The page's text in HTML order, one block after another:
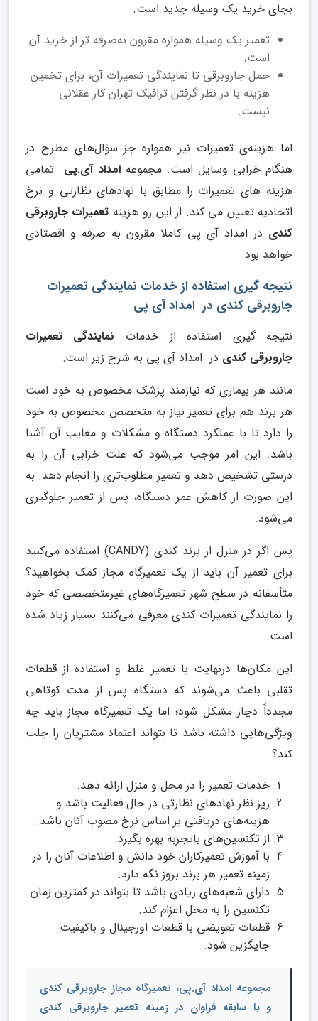
بجای خرید یک وسیله جدید است.
تعمیر یک وسیله همواره مقرون به‌صرفه تر از خرید آن
است.
حمل جاروبرقی تا نمایندگی تعمیرات آن، برای تخمین
هزینه با در نظر گرفتن ترافیک تهران کار عقلانی
نیست.
اما هزینه‌ی تعمیرات نیز همواره جز سؤال‌های مطرح در
هنگام خرابی وسایل است. مجموعه امداد آی.پی تمامی
هزینه های تعمیرات را مطابق با نهادهای نظارتی و نرخ
اتحادیه تعیین می کند. از این رو هزینه تعمیرات جاروبرقی
کندی در امداد آی پی کاملا مقرون به صرفه و اقصتادی
خواهد بود.
نتیجه گیری استفاده از خدمات نمایندگی تعمیرات
جاروبرقی کندی در امداد آی پی
نتیجه گیری استفاده از خدمات نمایندگی تعمیرات
جارو‌برقی کندی در امداد آی پی به شرح زیر است:
مانند هر بیماری که نیازمند پزشک مخصوص به خود است
هر برند هم برای تعمیر نیاز به متخصص مخصوص به خود
را دارد تا با عملکرد دستگاه و مشکلات و معایب آن آشنا
باشد. این امر موجب می‌شود که علت خرابی آن را به
درستی تشخیص دهد و تعمیر مطلوب‌تری را انجام دهد. به
این صورت از کاهش عمر دستگاه، پس از تعمیر جلوگیری
می‌شود.
پس اگر در منزل از برند کندی (CANDY) استفاده می‌کنید
برای تعمیر آن باید از یک تعمیرگاه مجاز کمک بخواهید؟
متأسفانه در سطح شهر تعمیرگاه‌های غیرمتخصصی که خود
را نمایندگی تعمیرات کندی معرفی می‌کنند بسیار زیاد شده
است.
این مکان‌ها درنهایت با تعمیر غلط و استفاده از قطعات
تقلبی باعث می‌شوند که دستگاه پس از مدت کوتاهی
مجدداً دچار مشکل شود؛ اما یک تعمیرگاه مجاز باید چه
ویژگی‌هایی داشته باشد تا بتواند اعتماد مشتریان را جلب
کند؟
خدمات تعمیر را در محل و منزل ارائه دهد.
ریز نظر نهادهای نظارتی در حال فعالیت باشد و
هزینه‌های دریافتی بر اساس نرخ مصوب آنان باشد.
از تکنسین‌های باتجربه بهره بگیرد.
با آموزش تعمیرکاران خود دانش و اطلاعات آنان را در
زمینه تعمیر هر برند بروز نگه دارد.
دارای شعبه‌های زیادی باشد تا بتواند در کمترین زمان
تکنسین را به محل اعزام کند.
قطعات تعویضی با قطعات اورجینال و باکیفیت
جایگزین شود.
مجموعه امداد آی.پی، تعمیرگاه مجاز جاروبرقی کندی
و با سابقه فراوان در زمینه تعمیر جارو‌برقی کندی